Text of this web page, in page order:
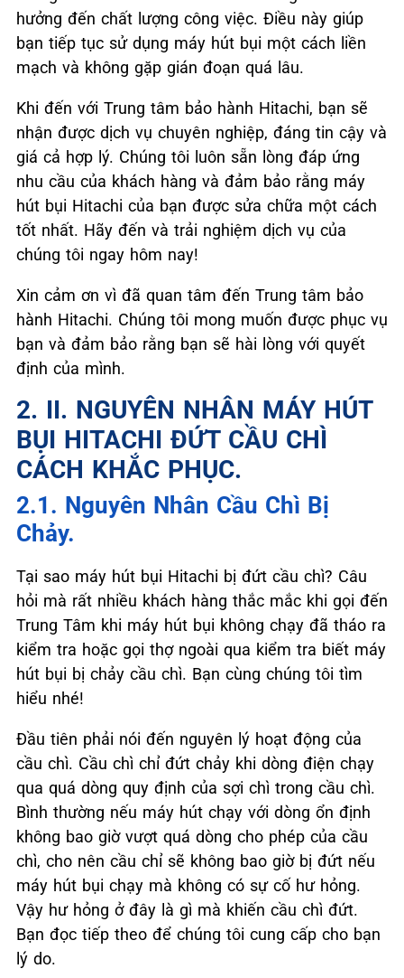
hưởng đến chất lượng công việc. Điều này giúp
bạn tiếp tục sử dụng máy hút bụi một cách liền
mạch và không gặp gián đoạn quá lâu.
Khi đến với Trung tâm bảo hành Hitachi, bạn sẽ
nhận được dịch vụ chuyên nghiệp, đáng tin cậy và
giá cả hợp lý. Chúng tôi luôn sẵn lòng đáp ứng
nhu cầu của khách hàng và đảm bảo rằng máy
hút bụi Hitachi của bạn được sửa chữa một cách
tốt nhất. Hãy đến và trải nghiệm dịch vụ của
chúng tôi ngay hôm nay!
Xin cảm ơn vì đã quan tâm đến Trung tâm bảo
hành Hitachi. Chúng tôi mong muốn được phục vụ
bạn và đảm bảo rằng bạn sẽ hài lòng với quyết
định của mình.
2. II. NGUYÊN NHÂN MÁY HÚT
BỤI HITACHI ĐỨT CẦU CHÌ
CÁCH KHẮC PHỤC.
2.1. Nguyên Nhân Cầu Chì Bị
Chảy.
Tại sao máy hút bụi Hitachi bị đứt cầu chì? Câu
hỏi mà rất nhiều khách hàng thắc mắc khi gọi đến
Trung Tâm khi máy hút bụi không chạy đã tháo ra
kiểm tra hoặc gọi thợ ngoài qua kiểm tra biết máy
hút bụi bị chảy cầu chì. Bạn cùng chúng tôi tìm
hiểu nhé!
Đầu tiên phải nói đến nguyên lý hoạt động của
cầu chì. Cầu chì chỉ đứt chảy khi dòng điện chạy
qua quá dòng quy định của sợi chì trong cầu chì.
Bình thường nếu máy hút chạy với dòng ổn định
không bao giờ vượt quá dòng cho phép của cầu
chì, cho nên cầu chỉ sẽ không bao giờ bị đứt nếu
máy hút bụi chạy mà không có sự cố hư hỏng.
Vậy hư hỏng ở đây là gì mà khiến cầu chì đứt.
Bạn đọc tiếp theo để chúng tôi cung cấp cho bạn
lý do.